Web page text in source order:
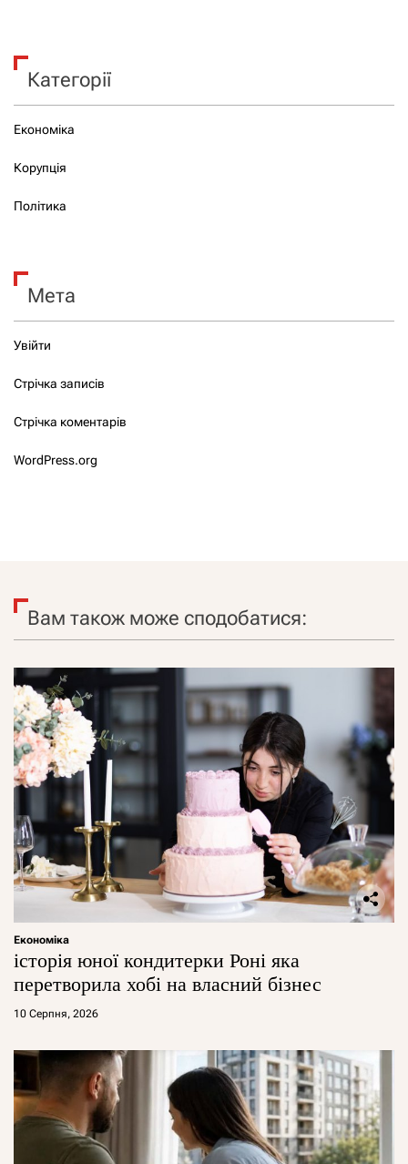
Категорії
Економіка
Корупція
Політика
Мета
Увійти
Стрічка записів
Стрічка коментарів
WordPress.org
Вам також може сподобатися:
Економіка
історія юної кондитерки Роні яка
перетворила хобі на власний бізнес
10 Серпня, 2026